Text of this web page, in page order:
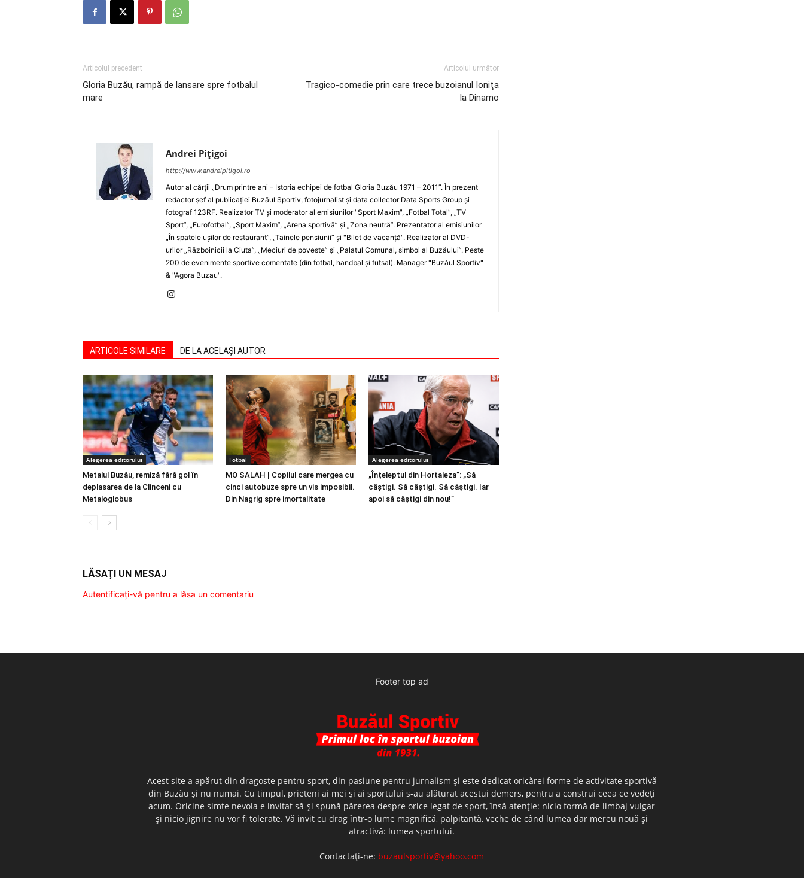
Articolul precedent
Gloria Buzău, rampă de lansare spre fotbalul
mare
Articolul următor
Tragico-comedie prin care trece buzoianul Ioniţa
la Dinamo
Andrei Pițigoi
http://www.andreipitigoi.ro
Autor al cărţii „Drum printre ani – Istoria echipei de fotbal Gloria Buzău 1971 – 2011”. În prezent
redactor şef al publicaţiei Buzăul Sportiv, fotojurnalist şi data collector Data Sports Group şi
fotograf 123RF. Realizator TV şi moderator al emisiunilor "Sport Maxim", „Fotbal Total”, „TV
Sport”, „Eurofotbal”, „Sport Maxim”, „Arena sportivă” şi „Zona neutră”. Prezentator al emisiunilor
„În spatele uşilor de restaurant”, „Tainele pensiunii” şi "Bilet de vacanţă". Realizator al DVD-
urilor „Războinicii la Ciuta”, „Meciuri de poveste” şi „Palatul Comunal, simbol al Buzăului”. Peste
200 de evenimente sportive comentate (din fotbal, handbal şi futsal). Manager "Buzăul Sportiv"
& "Agora Buzau".
ARTICOLE SIMILARE DE LA ACELAȘI AUTOR
Alegerea editorului
Metalul Buzău, remiză fără gol în
deplasarea de la Clinceni cu
Metaloglobus
Fotbal
MO SALAH | Copilul care mergea cu
cinci autobuze spre un vis imposibil.
Din Nagrig spre imortalitate
Alegerea editorului
„Înțeleptul din Hortaleza”: „Să
câștigi. Să câștigi. Să câștigi. Iar
apoi să câștigi din nou!”
LĂSAȚI UN MESAJ
Autentificați-vă pentru a lăsa un comentariu
Footer top ad
Acest site a apărut din dragoste pentru sport, din pasiune pentru jurnalism şi este dedicat oricărei forme de activitate sportivă
din Buzău şi nu numai. Cu timpul, prieteni ai mei şi ai sportului s-au alăturat acestui demers, pentru a construi ceea ce vedeţi
acum. Oricine simte nevoia e invitat să-şi spună părerea despre orice legat de sport, însă atenţie: nicio formă de limbaj vulgar
şi nicio jignire nu vor fi tolerate. Vă invit cu drag într-o lume magnifică, palpitantă, veche de când lumea dar mereu nouă şi
atractivă: lumea sportului.
Contactați-ne: buzaulsportiv@yahoo.com